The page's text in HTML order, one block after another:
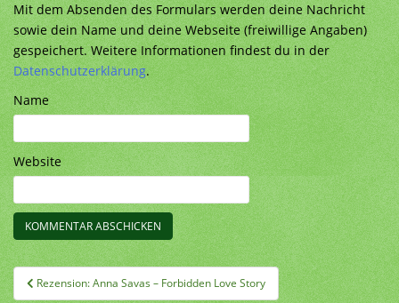
Mit dem Absenden des Formulars werden deine Nachricht
sowie dein Name und deine Webseite (freiwillige Angaben)
gespeichert. Weitere Informationen findest du in der
Datenschutzerklärung.
Name
Website
Beitragsnavigation
Rezension: Anna Savas – Forbidden Love Story